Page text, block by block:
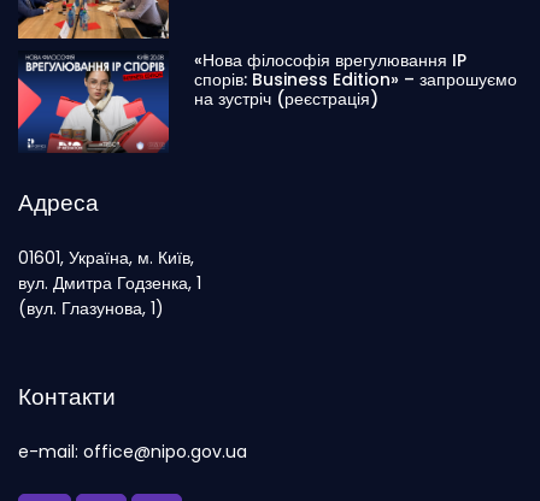
«Нова філософія врегулювання IP
спорів: Business Edition» – запрошуємо
на зустріч (реєстрація)
Адреса
01601, Україна, м. Київ,
вул. Дмитра Годзенка, 1
(вул. Глазунова, 1)
Контакти
e-mail: office@nipo.gov.ua